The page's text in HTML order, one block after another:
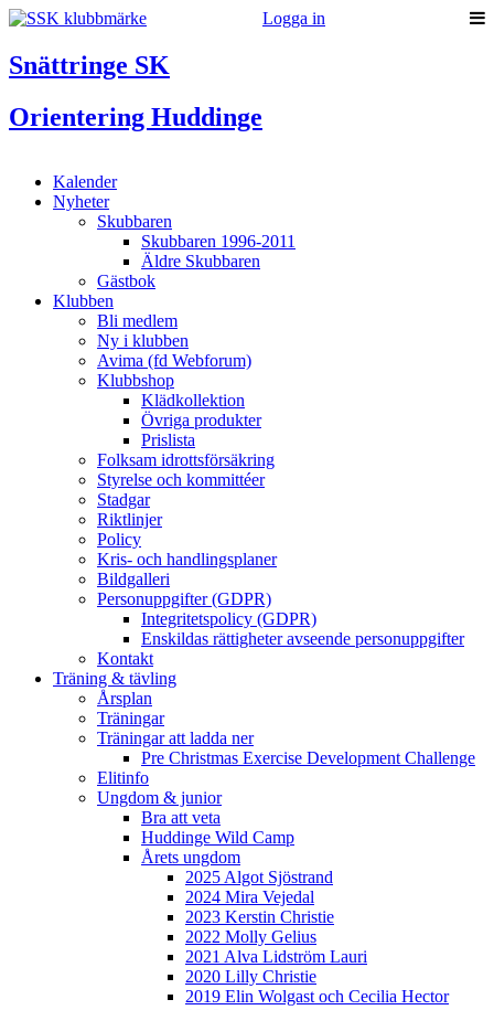
Logga in
Snättringe SK
Orientering Huddinge
Kalender
Nyheter
Skubbaren
Skubbaren 1996-2011
Äldre Skubbaren
Gästbok
Klubben
Bli medlem
Ny i klubben
Avima (fd Webforum)
Klubbshop
Klädkollektion
Övriga produkter
Prislista
Folksam idrottsförsäkring
Styrelse och kommittéer
Stadgar
Riktlinjer
Policy
Kris- och handlingsplaner
Bildgalleri
Personuppgifter (GDPR)
Integritetspolicy (GDPR)
Enskildas rättigheter avseende personuppgifter
Kontakt
Träning & tävling
Årsplan
Träningar
Träningar att ladda ner
Pre Christmas Exercise Development Challenge
Elitinfo
Ungdom & junior
Bra att veta
Huddinge Wild Camp
Årets ungdom
2025 Algot Sjöstrand
2024 Mira Vejedal
2023 Kerstin Christie
2022 Molly Gelius
2021 Alva Lidström Lauri
2020 Lilly Christie
2019 Elin Wolgast och Cecilia Hector